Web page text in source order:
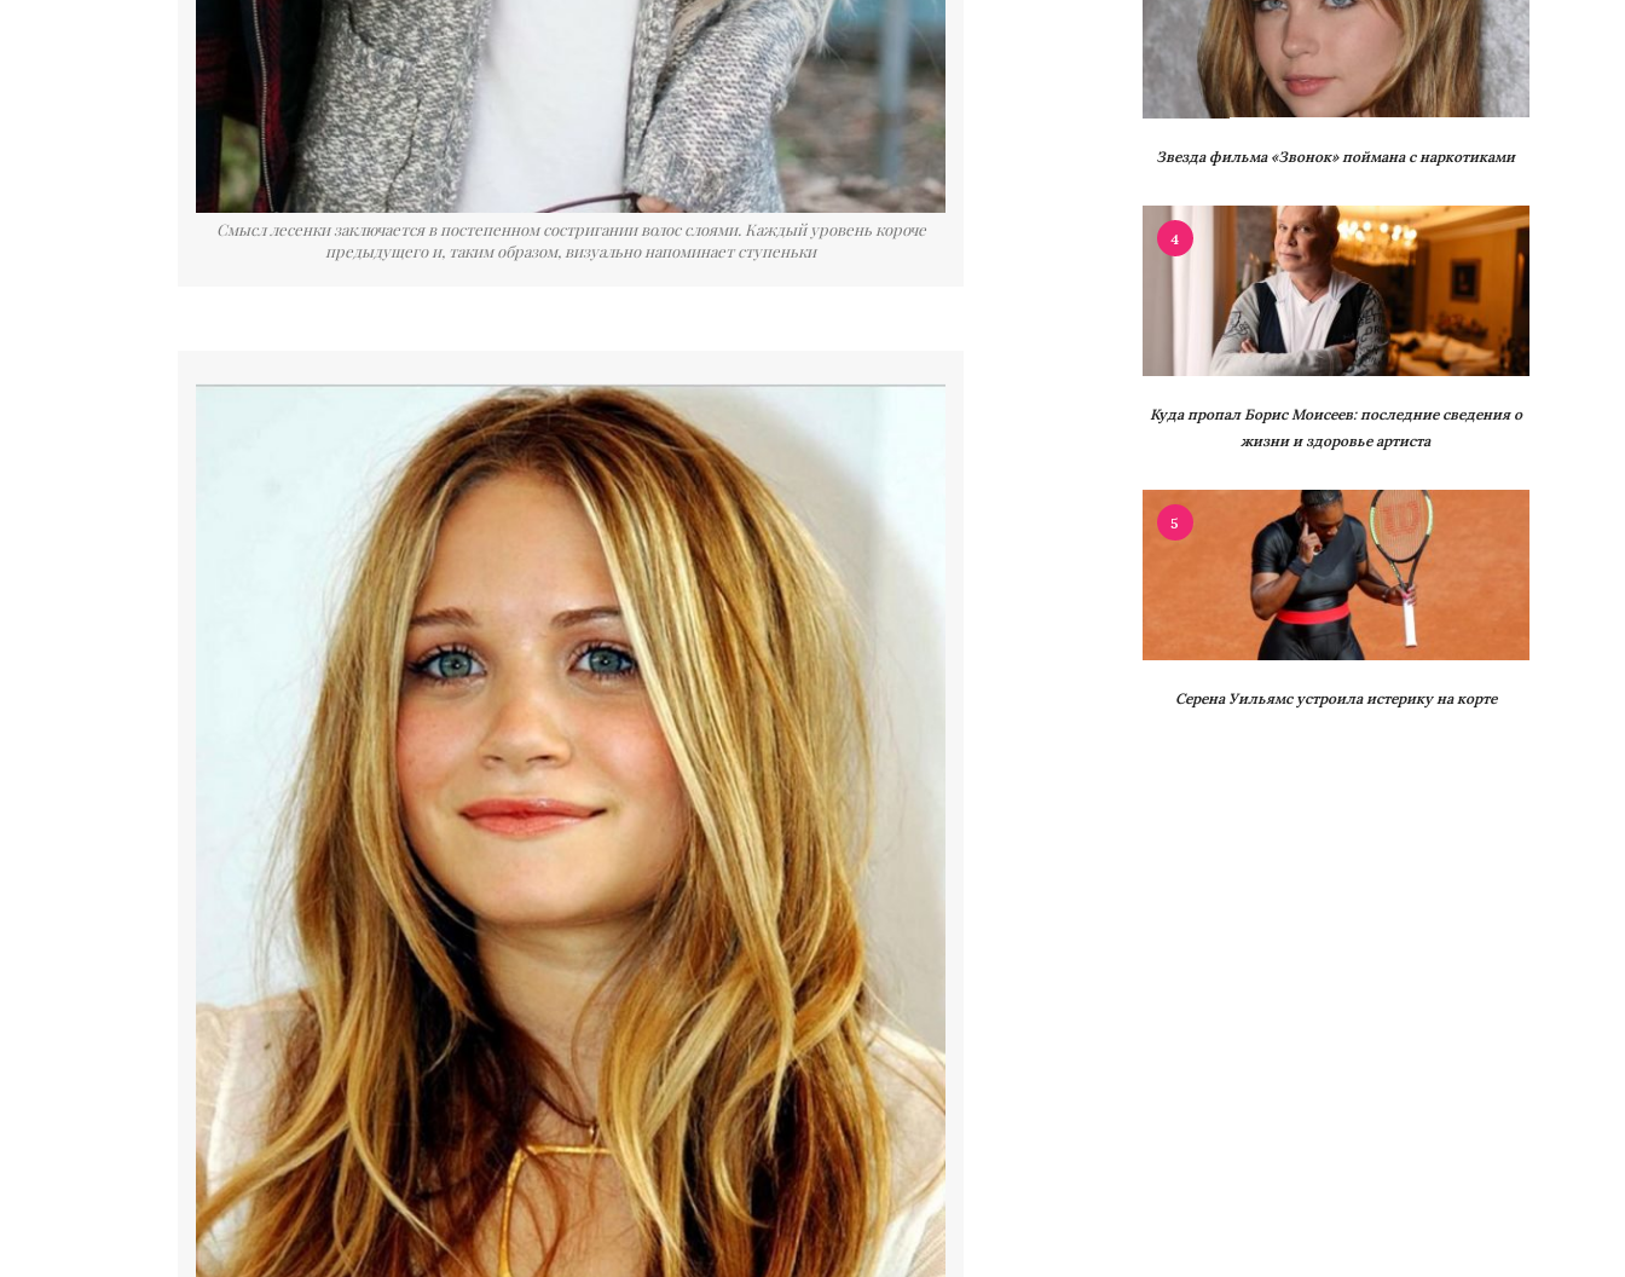
Смысл лесенки заключается в постепенном состригании волос слоями. Каждый уровень короче
предыдущего и, таким образом, визуально напоминает ступеньки
Звезда фильма «Звонок» поймана с наркотиками
4
Куда пропал Борис Моисеев: последние сведения о
жизни и здоровье артиста
5
Серена Уильямс устроила истерику на корте